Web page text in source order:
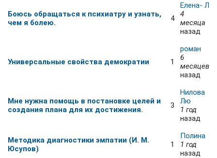
Боюсь обращаться к психиатру и узнать,
чем я болею.
4
Елена- Л
4
месяца
назад
Универсальные свойства демократии 1
роман
6
месяцев
назад
Мне нужна помощь в постановке целей и
создания плана для их достижения.
3
Нилова
Лю
1 год
назад
Методика диагностики эмпатии (И. М.
Юсупов)
1
Полина
1 год
назад